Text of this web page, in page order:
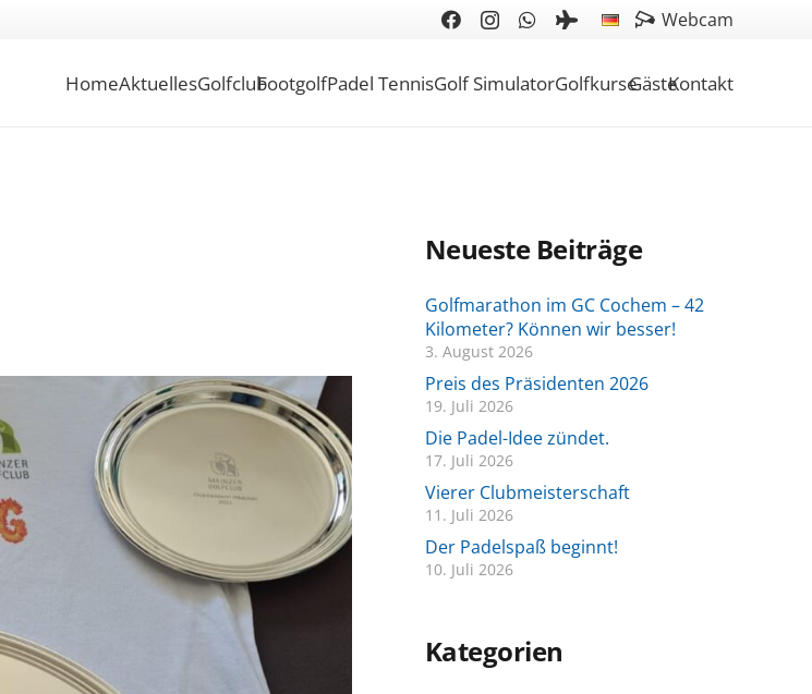
Webcam
HomeAktuellesGolfclubFootgolfPadel TennisGolf SimulatorGolfkurseGästeKontakt
Neueste Beiträge
Golfmarathon im GC Cochem – 42
Kilometer? Können wir besser!
3. August 2026
Preis des Präsidenten 2026
19. Juli 2026
Die Padel-Idee zündet.
17. Juli 2026
Vierer Clubmeisterschaft
11. Juli 2026
Der Padelspaß beginnt!
10. Juli 2026
Kategorien